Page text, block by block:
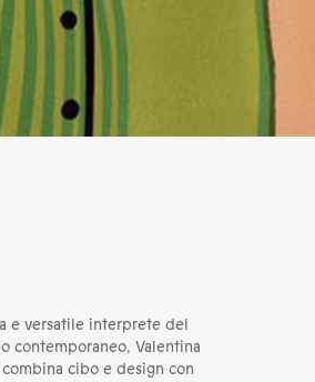
e versatile interprete del
contemporaneo, Valentina
combina cibo e design con